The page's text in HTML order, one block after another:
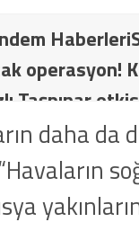
operasyon!
Taşpınar
TSK’dan
terörist Nazlı
daha da